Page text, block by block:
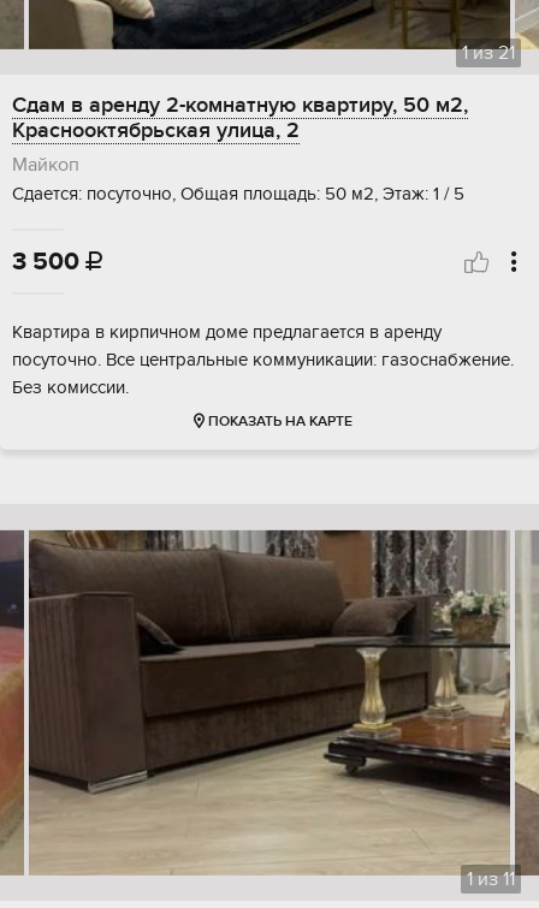
1из21
Сдам в аренду 2-комнатную квартиру, 50 м2,
Краснооктябрьская улица, 2
Майкоп
Сдается: посуточно, Общая площадь: 50 м2, Этаж: 1 / 5
3 500 
Квартира в кирпичном доме предлагается в аренду
посуточно. Все центральные коммуникации: газоснабжение.
Без комиссии.
ПОКАЗАТЬ НА КАРТЕ
1из11